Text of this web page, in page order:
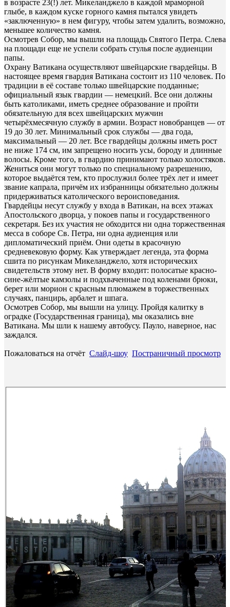
в возрасте 23(!) лет. Микеланджело в каждой мраморной
глыбе, в каждом куске горного камня пытался увидеть
«заключенную» в нем фигуру, чтобы затем удалить, возможно,
меньшее количество камня.
Осмотрев Собор, мы вышли на площадь Святого Петра. Слева
на площади еще не успели собрать стулья после аудиенции
папы.
Охрану Ватикана осуществляют швейцарские гвардейцы. В
настоящее время гвардия Ватикана состоит из 110 человек. По
традиции в её составе только швейцарские подданные;
официальный язык гвардии — немецкий. Все они должны
быть католиками, иметь среднее образование и пройти
обязательную для всех швейцарских мужчин
четырёхмесячную службу в армии. Возраст новобранцев — от
19 до 30 лет. Минимальный срок службы — два года,
максимальный — 20 лет. Все гвардейцы должны иметь рост
не ниже 174 см, им запрещено носить усы, бороду и длинные
волосы. Кроме того, в гвардию принимают только холостяков.
Жениться они могут только по специальному разрешению,
которое выдаётся тем, кто прослужил более трёх лет и имеет
звание капрала, причём их избранницы обязательно должны
придерживаться католического вероисповедания.
Гвардейцы несут службу у входа в Ватикан, на всех этажах
Апостольского дворца, у покоев папы и государственного
секретаря. Без их участия не обходится ни одна торжественная
месса в соборе Св. Петра, ни одна аудиенция или
дипломатический приём. Они одеты в красочную
средневековую форму. Как утверждает легенда, эта форма
сшита по рисункам Микеланджело, хотя исторических
свидетельств этому нет. В форму входит: полосатые красно-
сине-жёлтые камзолы и подхваченные под коленами брюки,
берет или морион с красным плюмажем в торжественных
случаях, панцирь, арбалет и шпага.
Осмотрев Собор, мы вышли на улицу. Пройдя калитку в
оградке (Государственная граница), мы оказались вне
Ватикана. Мы шли к нашему автобусу. Пауло, наверное, нас
заждался.
Пожаловаться на отчёт Слайд-шоу Постраничный просмотр